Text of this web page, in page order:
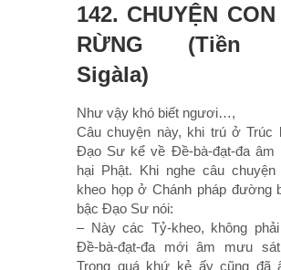
142. CHUYỆN
RỪNG (Tiền
Sigàla)
Như vậy khó biết ngươi…,
Câu chuyện này, khi trú ở Trúc
Ðạo Sư kể về Ðề-bà-đạt-đa âm
hại Phật. Khi nghe câu
kheo họp ở Chánh pháp đường
bậc Ðạo Sư nói:
– Này các Tỷ-kheo, không
Ðề-bà-đạt-đa mới âm mưu
Trong quá khứ kẻ ấy cũng đã